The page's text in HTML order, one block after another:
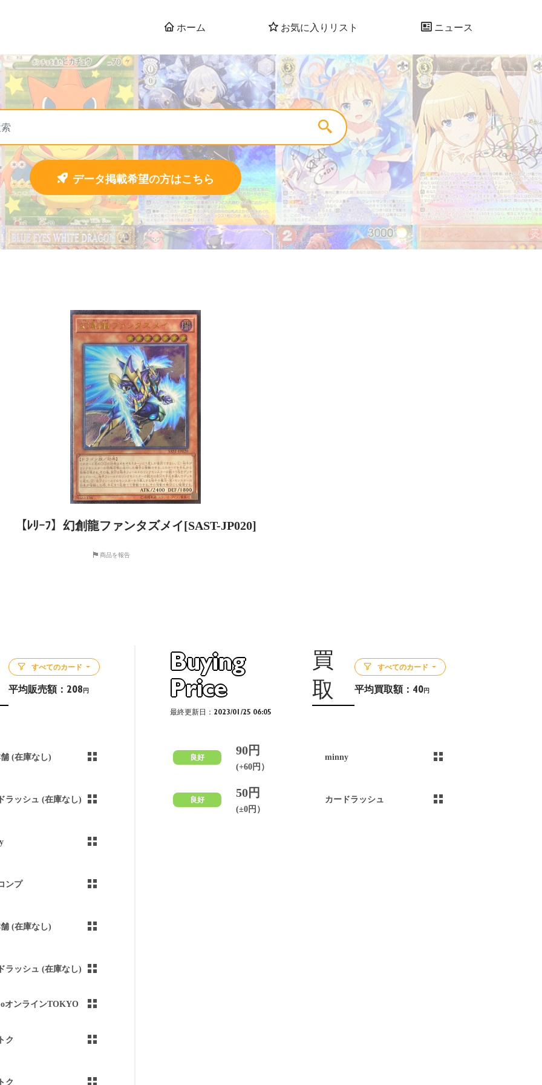
ホーム お気に入りリスト ニュース
データ掲載希望の方はこちら
【ﾚﾘｰﾌ】幻創龍ファンタズメイ[SAST-JP020]
商品を報告
すべてのカード
平均販売額： 208 円
舗 (在庫なし)
ラッシュ (在庫なし)
ンプ
舗 (在庫なし)
ラッシュ (在庫なし)
オンラインTOKYO
ク
ク
Buying
Price
買
取
最終更新日：2023/01/25 06:05
すべてのカード
平均買取額： 40円
良好
90円
(+60円）
minny
良好
50円
(±0円）
カードラッシュ